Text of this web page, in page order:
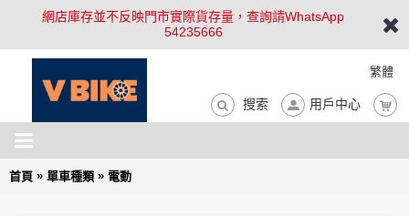
網店庫存並不反映門市實際貨存量，查詢請WhatsApp
54235666
繁體
搜索 用戶中心
首頁 » 單車種類 » 電動